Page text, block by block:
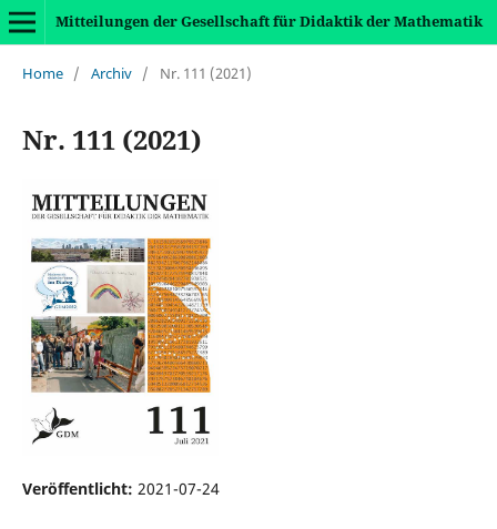
Mitteilungen der Gesellschaft für Didaktik der Mathematik
Home / Archiv / Nr. 111 (2021)
Nr. 111 (2021)
Veröffentlicht: 2021-07-24